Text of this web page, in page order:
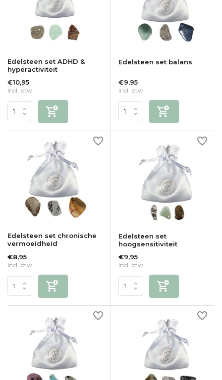
Edelsteen set ADHD &
hyperactiviteit
€10,95
Incl. btw
Edelsteen set balans
€9,95
Incl. btw
Edelsteen set chronische
vermoeidheid
€8,95
Incl. btw
Edelsteen set
hoogsensitiviteit
€9,95
Incl. btw